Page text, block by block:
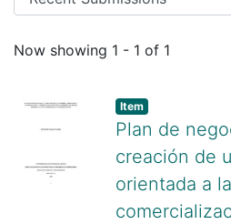
Recent Submissions
Now showing 1 - 1 of 1
Item type:
Item,
Plan de
creación de
orientada a